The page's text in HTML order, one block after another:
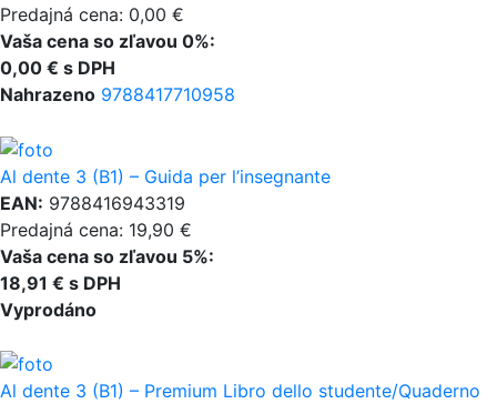
Predajná cena: 0,00 €
Vaša cena so zľavou 0%:
0,00 € s DPH
Nahrazeno 9788417710958
Al dente 3 (B1) – Guida per l’insegnante
EAN: 9788416943319
Predajná cena: 19,90 €
Vaša cena so zľavou 5%:
18,91 € s DPH
Vyprodáno
Al dente 3 (B1) – Premium Libro dello studente/Quaderno